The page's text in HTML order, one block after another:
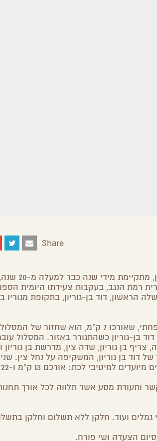
Share
צעדת בן-גוריון,
רמת הנגב, בעקבות צעידתו היומית
הראשון, דוד בן-גוריון, בתקופת מגוריו
המסלול המשפחתי, שאורכו 7 ק"מ, הוא שחזור של
בן-גוריון כשהתגורר באזור. המסלול
צריף בן גוריון, שדה צין, מדרשת בן גוריון
דוד בן גוריון, המשקיפה על נחל צין. שני
למיטיבי לכת: אורכם 13 ק"מ ו-22 ק"מ.
ותעודת מסע אשר תלווה לכל אורך
גמלים ועוד. חלקן ללא תשלום וחלקן
הצעדה ושי פורח.